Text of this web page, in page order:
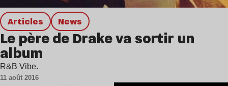
Articles news
Le père de Drake va sortir un
album
R&B Vibe.
11 août 2016